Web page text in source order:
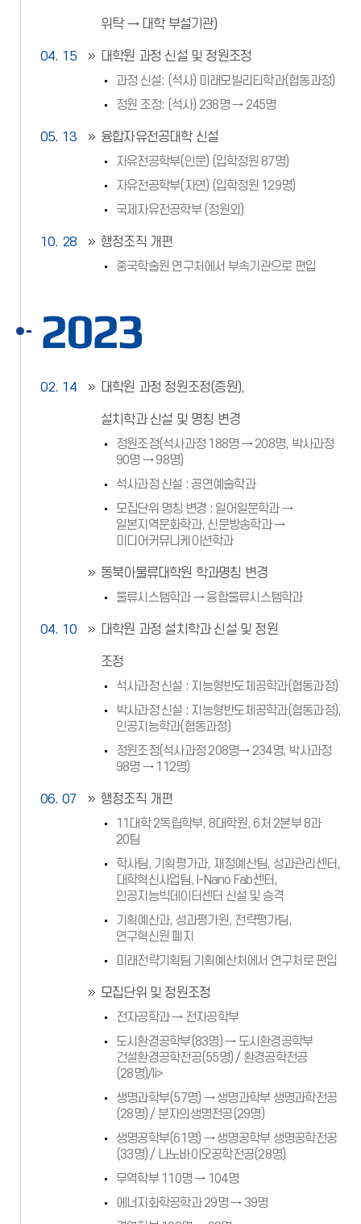
위탁 → 대학 부설기관)
04. 15
대학원 과정 신설 및 정원조정
과정 신설: (석사) 미래모빌리티학과(협동과정)
정원 조정: (석사) 238명 → 245명
05. 13
융합자유전공대학 신설
자유전공학부(인문) (입학정원 87명)
자유전공학부(자연) (입학정원 129명)
국제자유전공학부 (정원외)
10. 28
행정조직 개편
중국학술원 연구처에서 부속기관으로 편입
2023
02. 14 대학원 과정 정원조정(증원),
설치학과 신설 및 명칭 변경
정원조정(석사과정 188명 → 208명, 박사과정
90명 → 98명)
석사과정 신설 : 공연예술학과
모집단위 명칭 변경 : 일어일문학과 →
일본지역문화학과, 신문방송학과 →
미디어커뮤니케이션학과
동북아물류대학원 학과명칭 변경
물류시스템학과 → 융합물류시스템학과
04. 10 대학원 과정 설치학과 신설 및 정원
조정
석사과정 신설 : 지능형반도체공학과(협동과정)
박사과정 신설 : 지능형반도체공학과(협동과정),
인공지능학과(협동과정)
정원조정(석사과정 208명→ 234명, 박사과정
98명 → 112명)
06. 07
행정조직 개편
11대학 2독립학부, 8대학원, 6처 2본부 8과
20팀
학사팀, 기획평가과, 재정예산팀, 성과관리센터,
대학혁신사업팀, I-Nano Fab센터,
인공지능빅데이터센터 신설 및 승격
기획예산과, 성과평가원, 전략평가팀,
연구혁신원 폐지
미래전략기획팀 기획예산처에서 연구처로 편입
모집단위 및 정원조정
전자공학과 → 전자공학부
도시환경공학부(83명) → 도시환경공학부
건설환경공학전공(55명) / 환경공학전공
(28명)/li>
생명과학부(57명) → 생명과학부 생명과학전공
(28명) / 분자의생명전공(29명)
생명공학부(61명) → 생명공학부 생명공학전공
(33명) / 나노바이오공학전공(28명)
무역학부 110명 → 104명
에너지화학공학과 29명 → 39명